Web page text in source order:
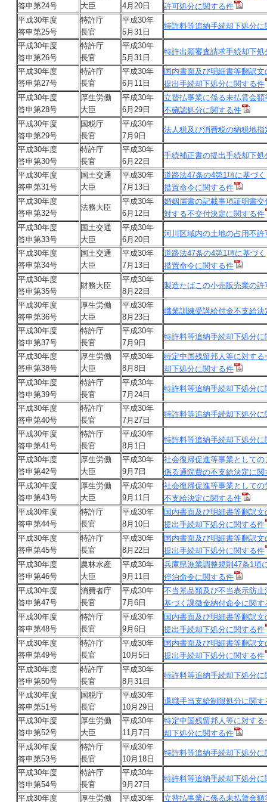
答申第24号
大臣
4月20日
許可処分に関する件
平成30年度
答申第25号
特許庁
長官
平成30年
5月31日
特許料等追納手続却下処分に
平成30年度
答申第26号
特許庁
長官
平成30年
5月31日
特許出願審査請求手続却下処
平成30年度
答申第27号
特許庁
長官
平成30年
6月11日
国内書面及び明細書等翻訳文
提出手続却下処分に関する件
平成30年度
答申第28号
厚生労働
大臣
平成30年
6月29日
立替払事業に係る未払賃金額
不確認処分に関する件
平成30年度
答申第29号
国税庁
長官
平成30年
7月9日
法人税及び消費税の納税地
平成30年度
答申第30号
特許庁
長官
平成30年
6月22日
手続補正書の提出手続却下処
平成30年度
答申第31号
国土交通
大臣
平成30年
7月13日
道路法47条の4第1項に基づく
措置命令に関する件
平成30年度
答申第32号
法務大臣
平成30年
6月12日
婚姻届書の記載事項証明書交
対する不交付決定に関する件
平成30年度
答申第33号
国土交通
大臣
平成30年
6月20日
河川区域内の土地の占用不
平成30年度
答申第34号
国土交通
大臣
平成30年
7月13日
道路法47条の4第1項に基づく
措置命令に関する件
平成30年度
答申第35号
財務大臣
平成30年
8月22日
製造たばこの小売販売業の
平成30年度
答申第36号
厚生労働
大臣
平成30年
8月23日
職業訓練受講給付金不支給決
平成30年度
答申第37号
特許庁
長官
平成30年
7月9日
特許料等追納手続却下処分に
平成30年度
答申第38号
厚生労働
大臣
平成30年
8月8日
特定中国残留邦人等に対す
却下処分に関する件
平成30年度
答申第39号
特許庁
長官
平成30年
7月24日
特許料等追納手続却下処分に
平成30年度
答申第40号
特許庁
長官
平成30年
7月27日
特許料等追納手続却下処分に
平成30年度
答申第41号
特許庁
長官
平成30年
8月1日
特許料等追納手続却下処分に
平成30年度
答申第42号
厚生労働
大臣
平成30年
9月7日
社会復帰促進等事業として
係る通院費の不支給決定に関
平成30年度
答申第43号
厚生労働
大臣
平成30年
9月11日
社会復帰促進等事業として
不支給決定に関する件
平成30年度
答申第44号
特許庁
長官
平成30年
8月10日
国内書面及び明細書等翻訳文
提出手続却下処分に関する件
平成30年度
答申第45号
特許庁
長官
平成30年
8月22日
国内書面及び明細書等翻訳文
提出手続却下処分に関する件
平成30年度
答申第46号
農林水産
大臣
平成30年
9月11日
兵庫県漁業調整規則47条1項
停泊命令に関する件
平成30年度
答申第47号
消費者庁
長官
平成30年
7月6日
不当景品類及び不当表示防止
基づく課徴金納付命令に関す
平成30年度
答申第48号
特許庁
長官
平成30年
9月6日
国内書面及び明細書等翻訳文
提出手続却下処分に関する件
平成30年度
答申第49号
特許庁
長官
平成30年
10月5日
国内書面及び明細書等翻訳文
提出手続却下処分に関する件
平成30年度
答申第50号
特許庁
長官
平成30年
8月31日
特許料等追納手続却下処分に
平成30年度
答申第51号
国税庁
長官
平成30年
10月29日
退職手当支給制限処分に関す
平成30年度
答申第52号
厚生労働
大臣
平成30年
11月7日
特定中国残留邦人等に対す
却下処分に関する件
平成30年度
答申第53号
特許庁
長官
平成30年
10月18日
特許料等追納手続却下処分に
平成30年度
答申第54号
特許庁
長官
平成30年
9月27日
特許料等追納手続却下処分に
平成30年度 厚生労働 平成30年 立替払事業に係る未払賃金額